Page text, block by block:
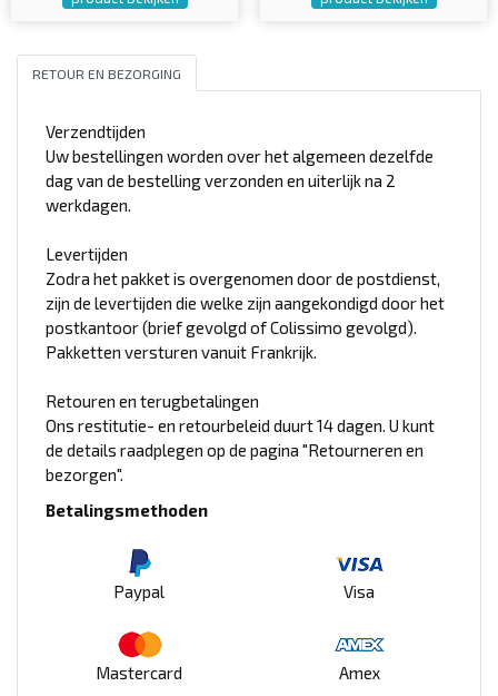
RETOUR EN BEZORGING
Verzendtijden
Uw bestellingen worden over het algemeen dezelfde
dag van de bestelling verzonden en uiterlijk na 2
werkdagen.
Levertijden
Zodra het pakket is overgenomen door de postdienst,
zijn de levertijden die welke zijn aangekondigd door het
postkantoor (brief gevolgd of Colissimo gevolgd).
Pakketten versturen vanuit Frankrijk.
Retouren en terugbetalingen
Ons restitutie- en retourbeleid duurt 14 dagen. U kunt
de details raadplegen op de pagina "Retourneren en
bezorgen".
Betalingsmethoden
Paypal Visa
Mastercard Amex